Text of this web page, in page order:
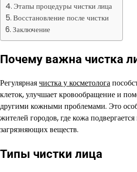
Этапы процедуры чистки лица
Восстановление после чистки
Заключение
Почему важна чистка
Регулярнаячистка у косметолога
клеток, улучшает кровообращение и
другими кожными проблемами. Это
жителей городов, где кожа
загрязняющих веществ.
Типы чистки лица